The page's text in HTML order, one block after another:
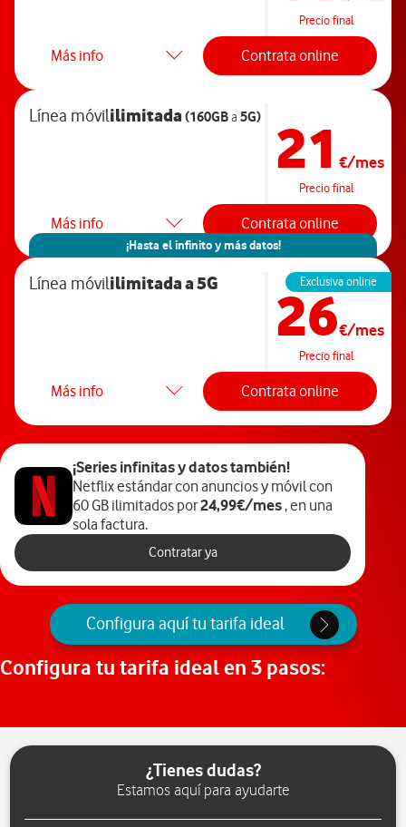
Precio final
Más info Contrata online
Línea móvililimitada (160GBa 5G) 21 €/mes
Precio final
Más info Contrata online
¡Hasta el infinito y más datos!
Línea móvililimitadaa 5G Exclusiva online
26€/mes
Precio final
Más info Contrata online
¡Series infinitas y datos también!
Netflix estándar con anuncios y móvil con
60GB ilimitados por24,99€/mes, en una
sola factura.
Contratar ya
Configura aquí tu tarifa ideal
Configura tu tarifa ideal en 3 pasos:
¿Tienes dudas?
Estamos aquí para ayudarte